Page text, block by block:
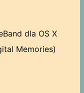
dla OS X
Memories)